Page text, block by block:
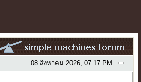
08 สิงหาคม 2026, 07:17:PM